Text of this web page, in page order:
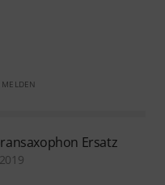
Ersatz